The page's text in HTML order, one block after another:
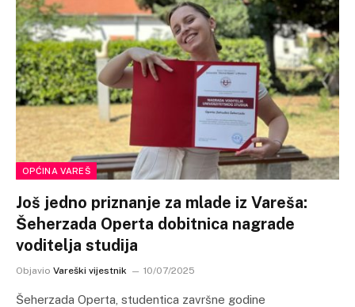
OPĆINA VAREŠ
Još jedno priznanje za mlade iz Vareša:
Šeherzada Operta dobitnica nagrade
voditelja studija
Objavio Vareški vijestnik 10/07/2025
Šeherzada Operta, studentica završne godine